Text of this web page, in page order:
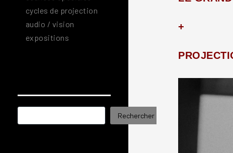
+
cycles de projection
audio / vision
expositions
Rechercher